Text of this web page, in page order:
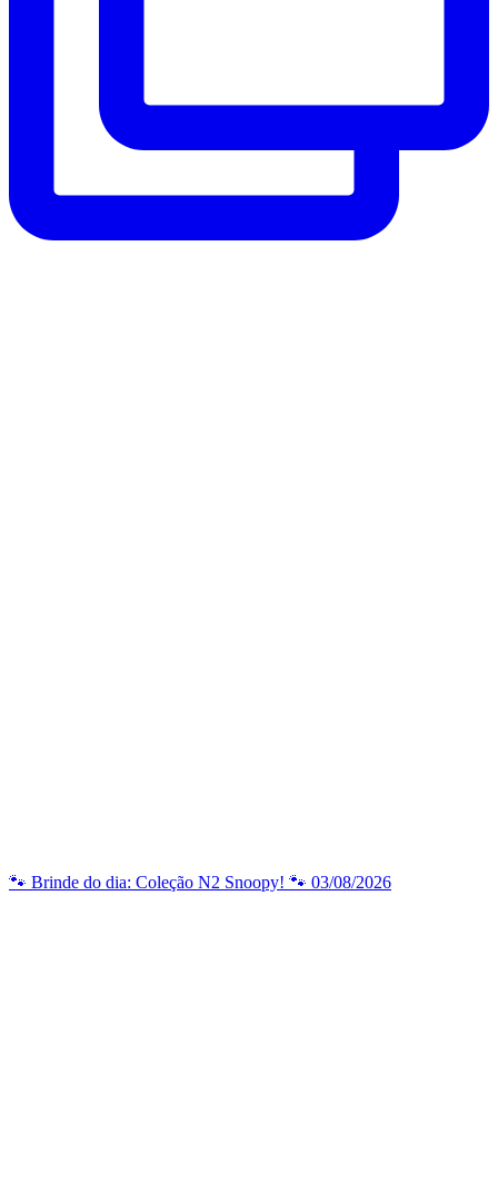
🐾 Brinde do dia: Coleção N2 Snoopy! 🐾 03/08/2026